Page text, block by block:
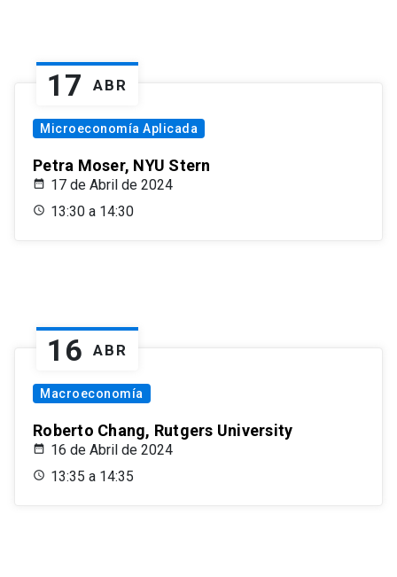
17 ABR
Microeconomía Aplicada
Petra Moser, NYU Stern
17 de Abril de 2024
13:30 a 14:30
16 ABR
Macroeconomía
Roberto Chang, Rutgers University
16 de Abril de 2024
13:35 a 14:35